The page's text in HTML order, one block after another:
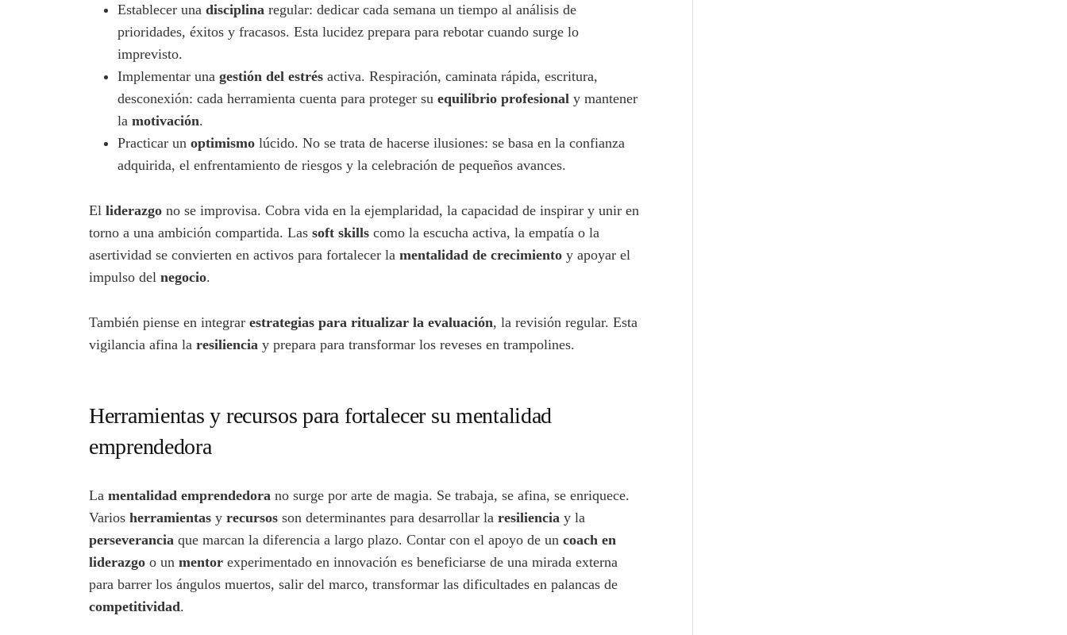
Establecer una disciplina regular: dedicar cada semana un tiempo al análisis de
prioridades, éxitos y fracasos. Esta lucidez prepara para rebotar cuando surge lo
imprevisto.
Implementar una gestión del estrés activa. Respiración, caminata rápida, escritura,
desconexión: cada herramienta cuenta para proteger su equilibrio profesional y mantener
la motivación.
Practicar un optimismo lúcido. No se trata de hacerse ilusiones: se basa en la confianza
adquirida, el enfrentamiento de riesgos y la celebración de pequeños avances.
El liderazgo no se improvisa. Cobra vida en la ejemplaridad, la capacidad de inspirar y unir en
torno a una ambición compartida. Las soft skills como la escucha activa, la empatía o la
asertividad se convierten en activos para fortalecer la mentalidad de crecimiento y apoyar el
impulso del negocio.
También piense en integrar estrategias para ritualizar la evaluación, la revisión regular. Esta
vigilancia afina la resiliencia y prepara para transformar los reveses en trampolines.
Herramientas y recursos para fortalecer su mentalidad
emprendedora
La mentalidad emprendedora no surge por arte de magia. Se trabaja, se afina, se enriquece.
Varios herramientas y recursos son determinantes para desarrollar la resiliencia y la
perseverancia que marcan la diferencia a largo plazo. Contar con el apoyo de un coach en
liderazgo o un mentor experimentado en innovación es beneficiarse de una mirada externa
para barrer los ángulos muertos, salir del marco, transformar las dificultades en palancas de
competitividad.